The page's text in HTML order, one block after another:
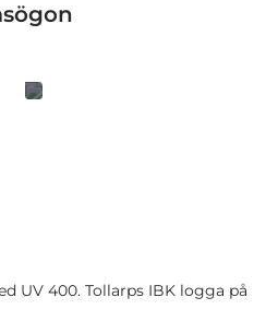
UV 400. Tollarps IBK logga på